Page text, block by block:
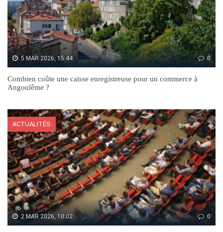
5 MAR 2026, 15:44 0
Combien coûte une caisse enregistreuse pour un commerce à
Angoulême ?
ACTUALITÉS
2 MAR 2026, 10:02 0